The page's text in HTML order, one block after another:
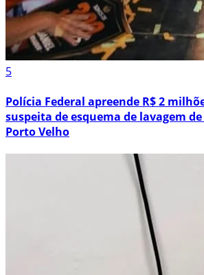
5
Polícia Federal apreende R$ 2
suspeita de esquema de lavagem
Porto Velho